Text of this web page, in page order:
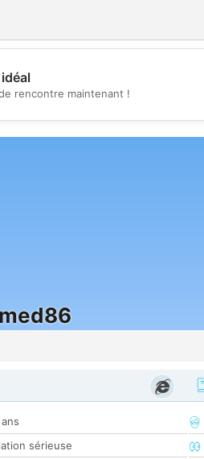
rencontre maintenant !
sérieuse